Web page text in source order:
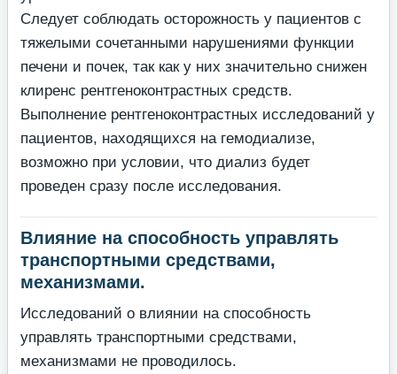
Следует соблюдать осторожность у пациентов с
тяжелыми сочетанными нарушениями функции
печени и почек, так как у них значительно снижен
клиренс рентгеноконтрастных средств.
Выполнение рентгеноконтрастных исследований у
пациентов, находящихся на гемодиализе,
возможно при условии, что диализ будет
проведен сразу после исследования.
Влияние на способность управлять
транспортными средствами,
механизмами.
Исследований о влиянии на способность
управлять транспортными средствами,
механизмами не проводилось.